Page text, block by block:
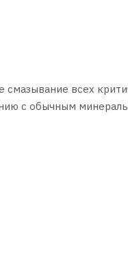
всех
с обычным